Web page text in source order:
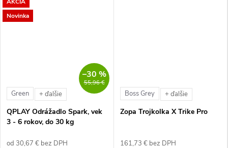
Novinka
55,96 €
–30 %
Green + ďalšie
QPLAY Odrážadlo Spark, vek
3 - 6 rokov, do 30 kg
od 30,67 € bez DPH
Boss Grey + ďalšie
Zopa Trojkolka X Trike Pro
161,73 € bez DPH